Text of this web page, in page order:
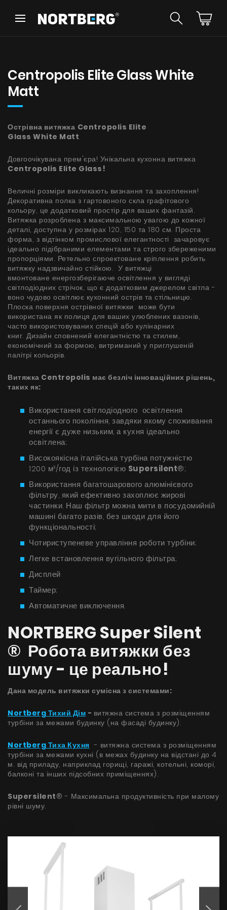
Назад
Витяжки Острівні
Витяжки Пристінні
Витяжки Вбудовані
Витяжки Рустикальні
Витяжки Циліндричні
Витяжки Декоративні
Витяжки Телескопічні
Витяжки Інтегровані
Аксесуари
Взірці кольорів
Серія Super Silent
Nortberg Тихий Дім
Витяжки з турбіною на даху будинку
Nortberg Тиха Кухня
Витяжки з турбіною за межами кухнної кімнати
Назад
БАЧИТИ ВСЕ
Інструкції
БАЧИТИ ВСЕ
FAQ - часті питання
БАЧИТИ ВСЕ
FAQ
Гарантія
Поради
Сервіс
Інструкції
Centropolis Elite Glass White
Matt
Острівна витяжка Centropolis Elite
Glass White Matt.
Довгоочікувана прем'єра! Унікальна кухонна витяжка
Centropolis Elite Glass!
Величні розміри викликають визнання та захоплення!
Декоративна полка з гартовоного скла графітового
кольору, це додатковий простір для ваших фантазій.
Витяжка розроблена з максимальною увагою до кожної
деталі, доступна у розмірах 120, 150 та 180 см. Проста
форма, з відтінком промислової елегантності зачаровує
ідеально підібраними елементами та строго збереженими
пропорціями. Ретельно спроектоване кріплення робить
витяжку надзвичайно стійкою. У витяжці
вмонтоване енергозберігаюче освітлення у вигляді
світлодіодних стрічок, що є додатковим джерелом світла -
воно чудово освітлює кухонний острів та стільницю.
Плоска поверхня острівної витяжки може бути
використана як полиця для ваших улюблених вазонів,
часто використовуваних спецій або кулінарних
книг. Дизайн сповнений елегантністю та стилем,
економічний за формою, витриманий у приглушеній
палітрі кольорів.
Витяжка Centropolis має безліч інноваційних рішень,
таких як:
Використання світлодіодного освітлення
останнього покоління, завдяки якому споживання
енергії є дуже низьким, а кухня ідеально
освітлена;
Високоякісна італійська турбіна потужністю
1200 м³/год із технологією Supersilent®;
Використання багатошарового алюмінієвого
фільтру, який ефективно захоплює жирові
частинки. Наш фільтр можна мити в посудомийній
машині багато разів, без шкоди для його
функціональності;
Чотириступеневе управління роботи турбіни;
Легке встановлення вугільного фільтра;
Дисплей
Таймер;
Автоматичне виключення.
NORTBERG Super Silent
® Робота витяжки без
шуму - це реально!
Дана модель витяжки сумісна з системами:
Nortberg Тихий Дім - витяжна система з розміщенням
турбіни за межами будинку (на фасаді будинку).
Nortberg Тиха Кухня - витяжна система з розміщенням
турбіни за межами кухні (в межах будинку на відстані до 4
м. від приладу, наприклад горищі, гаражі, котельні, коморі,
балконі та інших підсобних приміщеннях).
Supersilent® - Максимальна продуктивність при малому
рівні шуму.